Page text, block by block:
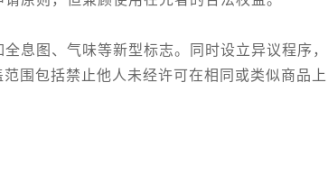
图、气味等新型标志。同时设立异议程序，
围包括禁止他人未经许可在相同或类似商品上